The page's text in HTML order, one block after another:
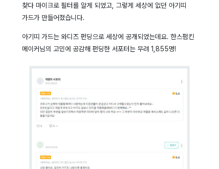
찾다 마이크로 필터를 알게 되었고, 그렇게 세상에 없던 아기띠
가드가 만들어졌습니다.
아기띠 가드는 와디즈 펀딩으로 세상에 공개되었는데요. 한스펌킨
메이커님의 고민에 공감해 펀딩한 서포터는 무려 1,855명!